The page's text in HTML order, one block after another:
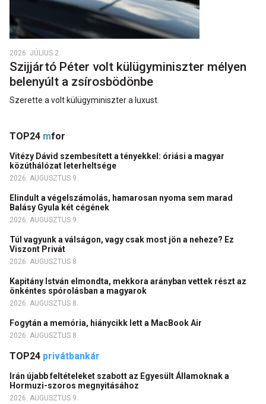
2026. JÚLIUS 2.
Szijjártó Péter volt külügyminiszter mélyen
belenyúlt a zsírosbödönbe
Szerette a volt külügyminiszter a luxust.
TOP24 mfor
Vitézy Dávid szembesített a tényekkel: óriási a magyar
közúthálózat leterheltsége
2026. AUGUSZTUS 9.
Elindult a végelszámolás, hamarosan nyoma sem marad
Balásy Gyula két cégének
2026. AUGUSZTUS 9.
Túl vagyunk a válságon, vagy csak most jön a neheze? Ez
Viszont Privát
2026. AUGUSZTUS 8.
Kapitány István elmondta, mekkora arányban vettek részt az
önkéntes spórolásban a magyarok
2026. AUGUSZTUS 8.
Fogytán a memória, hiánycikk lett a MacBook Air
2026. AUGUSZTUS 8.
TOP24 privátbankár
Irán újabb feltételeket szabott az Egyesült Államoknak a
Hormuzi-szoros megnyitásához
2026. AUGUSZTUS 9.